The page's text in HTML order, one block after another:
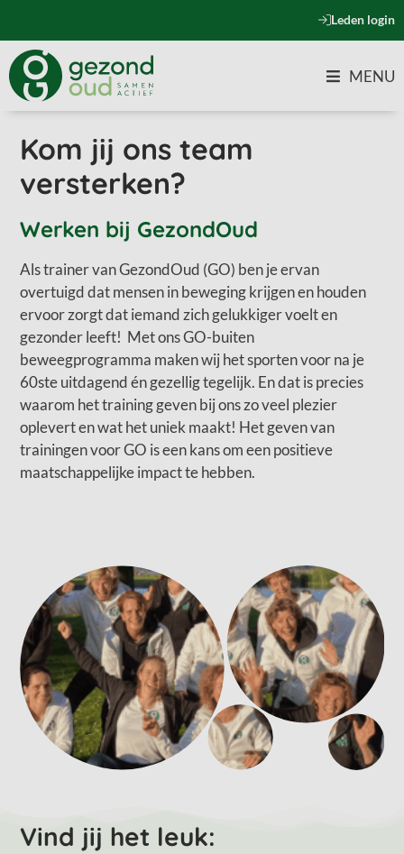
Leden login
MENU
Kom jij ons team
versterken?
Werken bij GezondOud
Als trainer van GezondOud (GO) ben je ervan
overtuigd dat mensen in beweging krijgen en houden
ervoor zorgt dat iemand zich gelukkiger voelt en
gezonder leeft! Met ons GO-buiten
beweegprogramma maken wij het sporten voor na je
60ste uitdagend én gezellig tegelijk. En dat is precies
waarom het training geven bij ons zo veel plezier
oplevert en wat het uniek maakt! Het geven van
trainingen voor GO is een kans om een positieve
maatschappelijke impact te hebben.
Vind jij het leuk: